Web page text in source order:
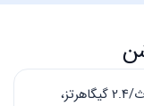
ماوس بی‌سیم رپو M300 Silent با دقت 1600DPI، کلیدهای بی‌صدا، و اتصال بلوتوث/2.4 گیگاهرتز،